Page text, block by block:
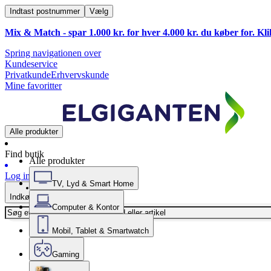
Indtast postnummer Vælg
Mix & Match - spar 1.000 kr. for hver 4.000 kr. du køber for.
Spring navigationen over
Kundeservice
PrivatkundeErhvervskunde
Mine favoritter
Alle produkter
Find butik
Log ind
Indkøbskurv
Alle produkter
TV, Lyd & Smart Home
Computer & Kontor
Mobil, Tablet & Smartwatch
Gaming